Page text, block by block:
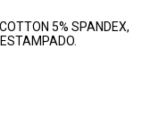
5% SPANDEX,